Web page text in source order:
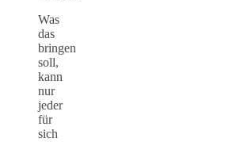
Was
das
bringen
soll,
kann
nur
jeder
für
sich